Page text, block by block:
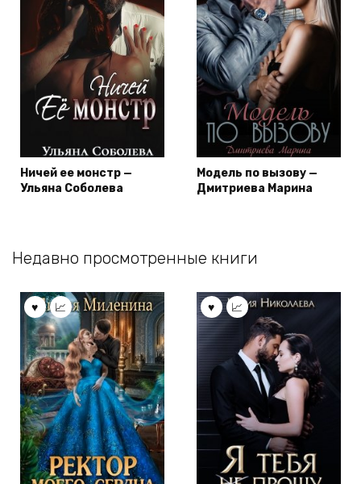
Ничей ее монстр —
Ульяна Соболева
Модель по вызову —
Дмитриева Марина
Недавно просмотренные книги